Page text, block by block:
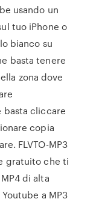
usando un
tuo iPhone o
bianco su
basta tenere
zona dove
basta cliccare
copia
FLVTO-MP3
gratuito che ti
di alta
a MP3